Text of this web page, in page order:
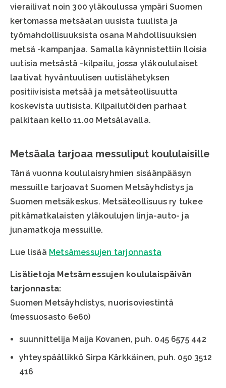
vierailivat noin 300 yläkoulussa ympäri Suomen
kertomassa metsäalan uusista tuulista ja
työmahdollisuuksista osana Mahdollisuuksien
metsä -kampanjaa. Samalla käynnistettiin Iloisia
uutisia metsästä -kilpailu, jossa yläkoululaiset
laativat hyväntuulisen uutislähetyksen
positiivisista metsää ja metsäteollisuutta
koskevista uutisista. Kilpailutöiden parhaat
palkitaan kello 11.00 Metsälavalla.
Metsäala tarjoaa messuliput koululaisille
Tänä vuonna koululaisryhmien sisäänpääsyn
messuille tarjoavat Suomen Metsäyhdistys ja
Suomen metsäkeskus. Metsäteollisuus ry tukee
pitkämatkalaisten yläkoulujen linja-auto- ja
junamatkoja messuille.
Lue lisää Metsämessujen tarjonnasta
Lisätietoja Metsämessujen koululaispäivän
tarjonnasta:
Suomen Metsäyhdistys, nuorisoviestintä
(messuosasto 6e60)
suunnittelija Maija Kovanen, puh. 045 6575 442
yhteyspäällikkö Sirpa Kärkkäinen, puh. 050 3512
416